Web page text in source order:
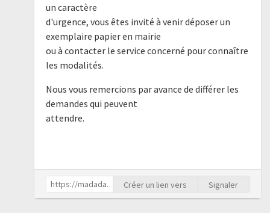
un caractère
d'urgence, vous êtes invité à venir déposer un
exemplaire papier en mairie
ou à contacter le service concerné pour connaître
les modalités.
Nous vous remercions par avance de différer les
demandes qui peuvent
attendre.
Créer un lien vers Signaler